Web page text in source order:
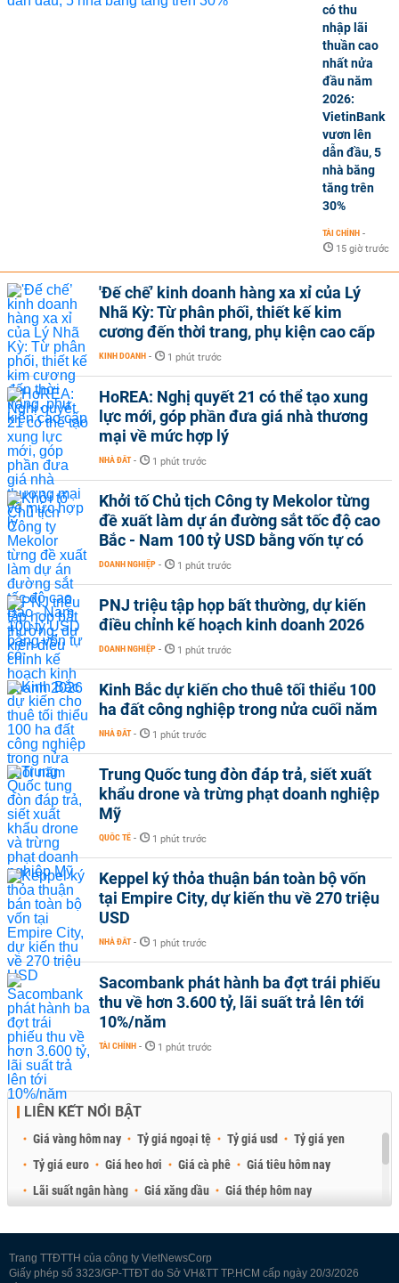
có thu
nhập lãi
thuần cao
nhất nửa
đầu năm
2026:
VietinBank
vươn lên
dẫn đầu, 5
nhà băng
tăng trên
30%
TÀI CHÍNH -
15 giờ trước
'Đế chế’ kinh doanh hàng xa xỉ của Lý
Nhã Kỳ: Từ phân phối, thiết kế kim
cương đến thời trang, phụ kiện cao cấp
KINH DOANH - 1 phút trước
HoREA: Nghị quyết 21 có thể tạo xung
lực mới, góp phần đưa giá nhà thương
mại về mức hợp lý
NHÀ ĐẤT - 1 phút trước
Khởi tố Chủ tịch Công ty Mekolor từng
đề xuất làm dự án đường sắt tốc độ cao
Bắc - Nam 100 tỷ USD bằng vốn tự có
DOANH NGHIỆP - 1 phút trước
PNJ triệu tập họp bất thường, dự kiến
điều chỉnh kế hoạch kinh doanh 2026
DOANH NGHIỆP - 1 phút trước
Kinh Bắc dự kiến cho thuê tối thiểu 100
ha đất công nghiệp trong nửa cuối năm
NHÀ ĐẤT - 1 phút trước
Trung Quốc tung đòn đáp trả, siết xuất
khẩu drone và trừng phạt doanh nghiệp
Mỹ
QUỐC TẾ - 1 phút trước
Keppel ký thỏa thuận bán toàn bộ vốn
tại Empire City, dự kiến thu về 270 triệu
USD
NHÀ ĐẤT - 1 phút trước
Sacombank phát hành ba đợt trái phiếu
thu về hơn 3.600 tỷ, lãi suất trả lên tới
10%/năm
TÀI CHÍNH - 1 phút trước
LIÊN KẾT NỔI BẬT
Giá vàng hôm nay Tỷ giá ngoại tệ Tỷ giá usd
Tỷ giá yen
Tỷ giá euro
Giá heo hơi Giá cà phê
Giá tiêu hôm nay
Lãi suất ngân hàng
Giá xăng dầu
Giá thép hôm nay
Trang TTĐTTH của công ty VietNewsCorp
Giấy phép số 3323/GP-TTĐT do Sở VH&TT TP.HCM cấp ngày 20/3/2026